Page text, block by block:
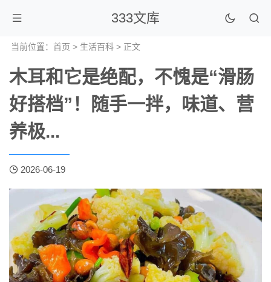
333文库
当前位置： 首页 > 生活百科 > 正文
木耳和它是绝配，不愧是“滑肠
好搭档”！随手一拌，味道、营
养极...
2026-06-19